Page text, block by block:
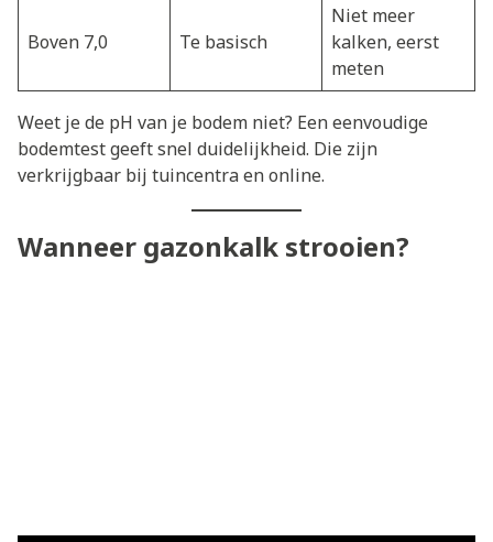
Boven 7,0 Te basisch
Niet meer
kalken, eerst
meten
Weet je de pH van je bodem niet? Een eenvoudige
bodemtest geeft snel duidelijkheid. Die zijn
verkrijgbaar bij tuincentra en online.
Wanneer gazonkalk strooien?